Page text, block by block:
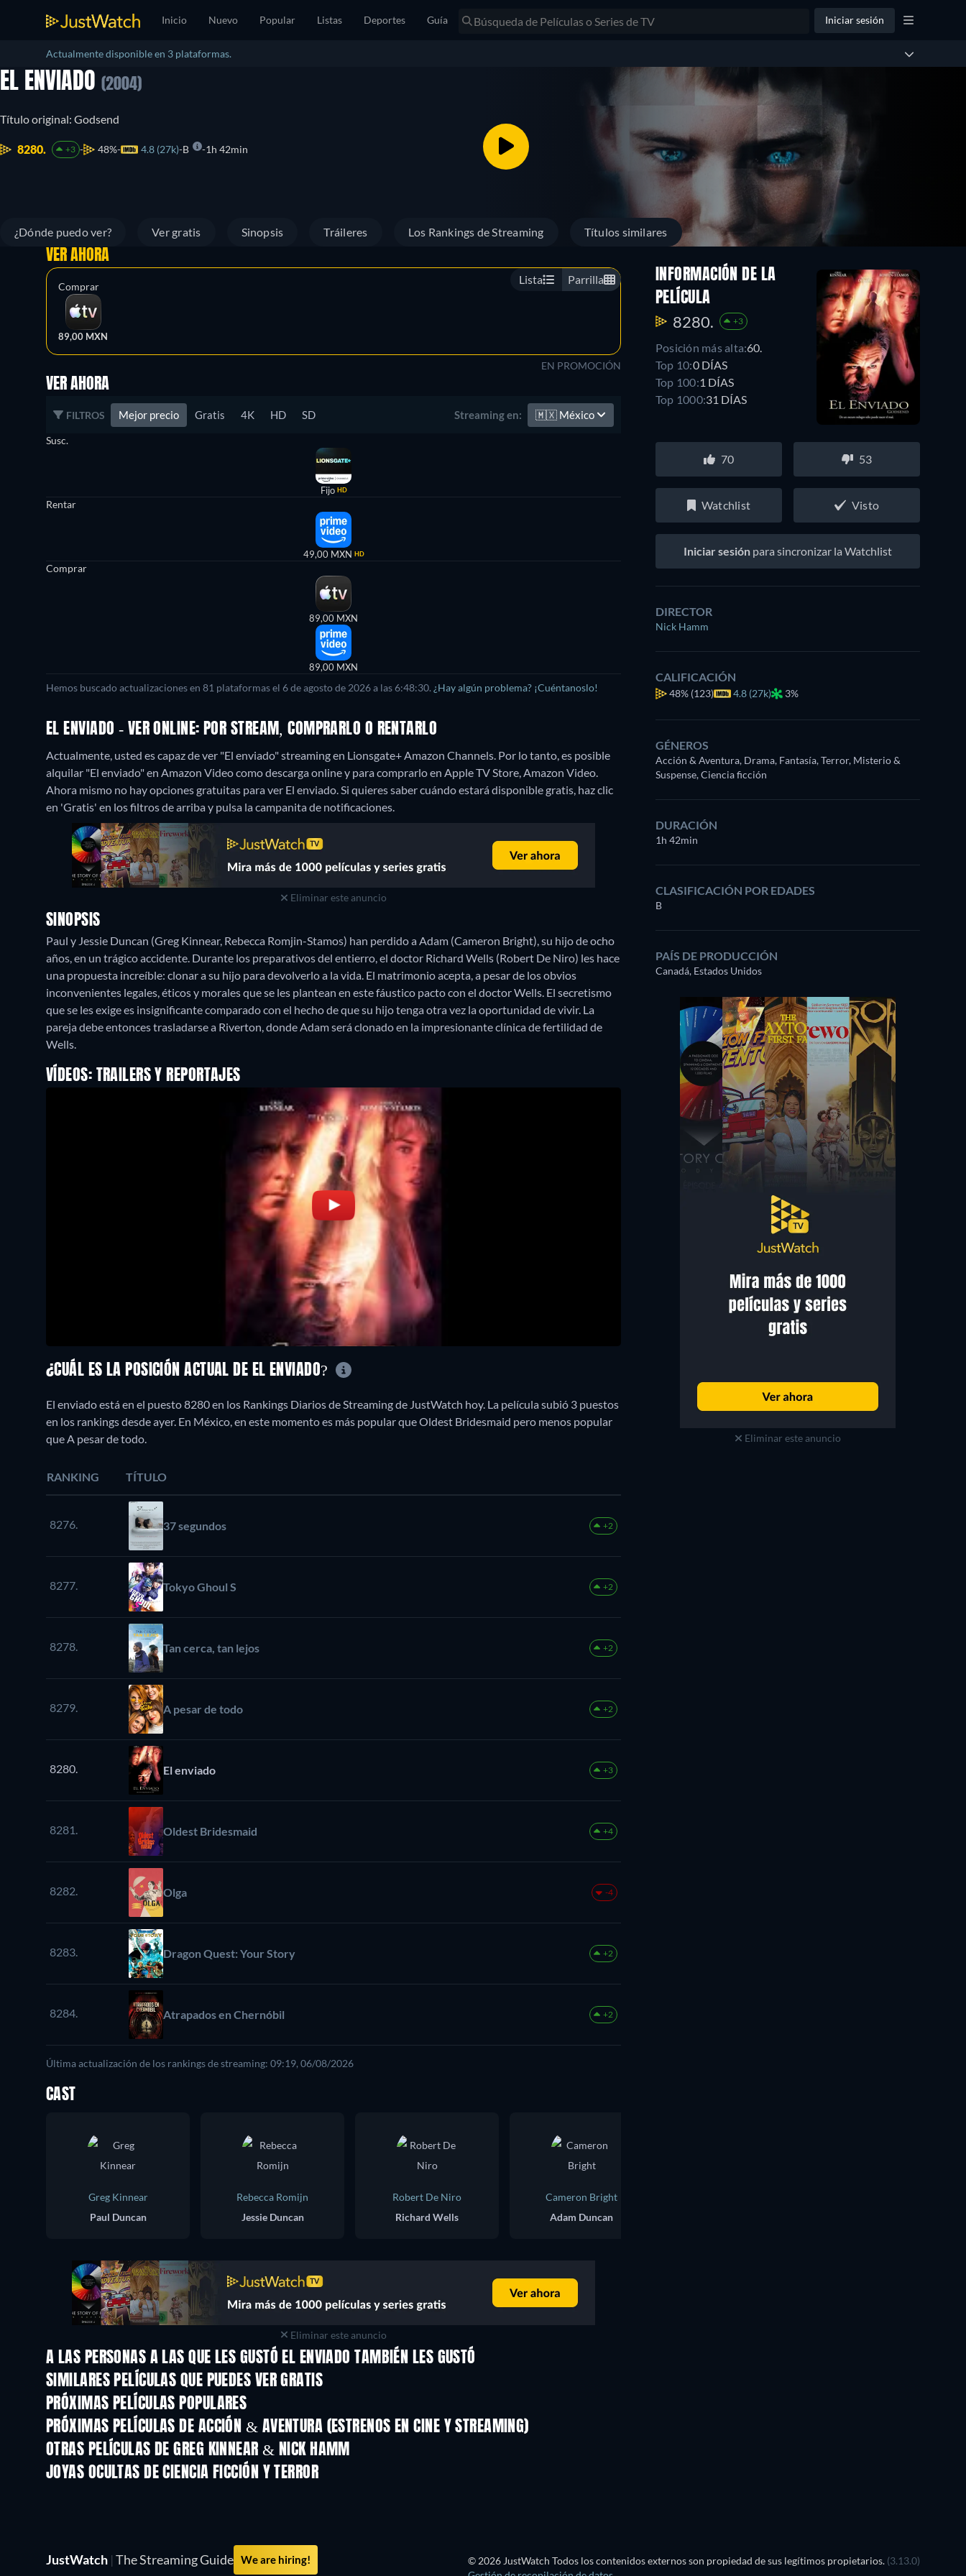
Inicio Nuevo Popular Listas Deportes Guía Iniciar sesión
Actualmente disponible en 3 plataformas.
EL ENVIADO (2004)
Título original: Godsend
8280. +3 48% 4.8 (27k) B 1h 42min
¿Dónde puedo ver? Ver gratis Sinopsis Tráileres Los Rankings de Streaming Títulos similares
Lista Parrilla
VER AHORA
Comprar
89,00 MXN
EN PROMOCIÓN
VER AHORA
FILTROS Mejor precio Gratis 4K HD SD Streaming en: 🇲🇽 México
Susc.
Fijo HD
Rentar
49,00 MXN HD
Comprar
89,00 MXN
89,00 MXN
Hemos buscado actualizaciones en 81 plataformas el 6 de agosto de 2026 a las 6:48:30. ¿Hay algún problema? ¡Cuéntanoslo!
EL ENVIADO - VER ONLINE: POR STREAM, COMPRARLO O RENTARLO
Actualmente, usted es capaz de ver "El enviado" streaming en Lionsgate+ Amazon Channels. Por lo tanto, es posible
alquilar "El enviado" en Amazon Video como descarga online y para comprarlo en Apple TV Store, Amazon Video.
Ahora mismo no hay opciones gratuitas para ver El enviado. Si quieres saber cuándo estará disponible gratis, haz clic
en 'Gratis' en los filtros de arriba y pulsa la campanita de notificaciones.
Eliminar este anuncio
SINOPSIS
Paul y Jessie Duncan (Greg Kinnear, Rebecca Romjin-Stamos) han perdido a Adam (Cameron Bright), su hijo de ocho
años, en un trágico accidente. Durante los preparativos del entierro, el doctor Richard Wells (Robert De Niro) les hace
una propuesta increíble: clonar a su hijo para devolverlo a la vida. El matrimonio acepta, a pesar de los obvios
inconvenientes legales, éticos y morales que se les plantean en este fáustico pacto con el doctor Wells. El secretismo
que se les exige es insignificante comparado con el hecho de que su hijo tenga otra vez la oportunidad de vivir. La
pareja debe entonces trasladarse a Riverton, donde Adam será clonado en la impresionante clínica de fertilidad de
Wells.
VÍDEOS: TRAILERS Y REPORTAJES
INFORMACIÓN DE LA
PELÍCULA
8280. +3
Posición más alta:60.
Top 10:0 DÍAS
Top 100:1 DÍAS
Top 1000:31 DÍAS
70 53
Watchlist Visto
Iniciar sesión para sincronizar la Watchlist
DIRECTOR
Nick Hamm
CALIFICACIÓN
48% (123) 4.8 (27k) 3%
GÉNEROS
Acción & Aventura, Drama, Fantasía, Terror, Misterio &
Suspense, Ciencia ficción
DURACIÓN
1h 42min
CLASIFICACIÓN POR EDADES
B
PAÍS DE PRODUCCIÓN
Canadá, Estados Unidos
Eliminar este anuncio
¿CUÁL ES LA POSICIÓN ACTUAL DE EL ENVIADO?
El enviado está en el puesto 8280 en los Rankings Diarios de Streaming de JustWatch hoy. La película subió 3 puestos
en los rankings desde ayer. En México, en este momento es más popular que Oldest Bridesmaid pero menos popular
que A pesar de todo.
RANKING TÍTULO
8276. 37 segundos +2
8277. Tokyo Ghoul S +2
8278. Tan cerca, tan lejos +2
8279. A pesar de todo +2
8280. El enviado +3
8281. Oldest Bridesmaid +4
8282. Olga -4
8283. Dragon Quest: Your Story +2
8284. Atrapados en Chernóbil +2
Última actualización de los rankings de streaming: 09:19, 06/08/2026
CAST
Greg Kinnear
Paul Duncan
Rebecca Romijn
Jessie Duncan
Robert De Niro
Richard Wells
Cameron Bright
Adam Duncan
Eliminar este anuncio
A LAS PERSONAS A LAS QUE LES GUSTÓ EL ENVIADO TAMBIÉN LES GUSTÓ
SIMILARES PELÍCULAS QUE PUEDES VER GRATIS
PRÓXIMAS PELÍCULAS POPULARES
PRÓXIMAS PELÍCULAS DE ACCIÓN & AVENTURA (ESTRENOS EN CINE Y STREAMING)
OTRAS PELÍCULAS DE GREG KINNEAR & NICK HAMM
JOYAS OCULTAS DE CIENCIA FICCIÓN Y TERROR
JustWatch | The Streaming Guide We are hiring! © 2026 JustWatch Todos los contenidos externos son propiedad de sus legítimos propietarios. (3.13.0)